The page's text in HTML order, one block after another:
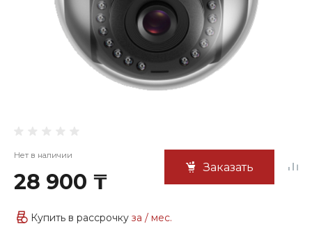
Нет в наличии
28 900 ₸
Заказать
Купить в рассрочку за / мес.